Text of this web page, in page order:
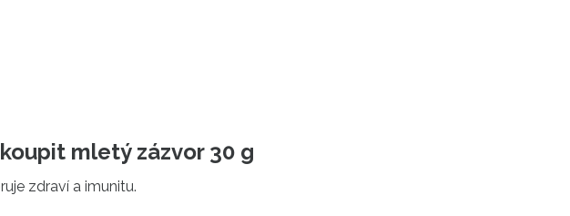
mletý zázvor 30 g
zdraví a imunitu.